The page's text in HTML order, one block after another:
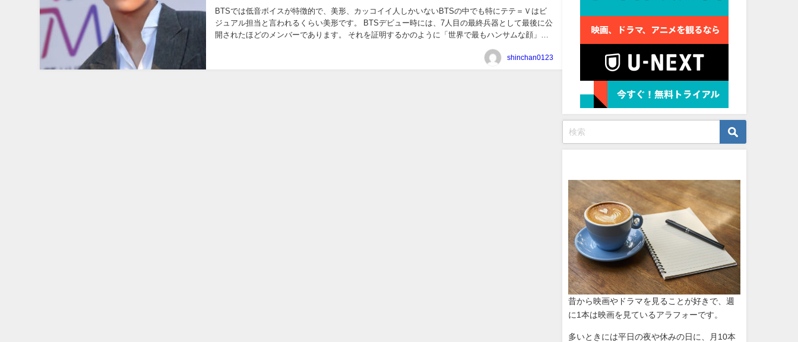
BTSでは低音ボイスが特徴的で、美形、カッコイイ人しかいないBTSの中でも特にテテ＝Ｖはビ
ジュアル担当と言われるくらい美形です。 BTSデビュー時には、7人目の最終兵器として最後に公
開されたほどのメンバーであります。 それを証明するかのように「世界で最もハンサムな顔」
shinchan0123
昔から映画やドラマを見ることが好きで、週
に1本は映画を見ているアラフォーです。
多いときには平日の夜や休みの日に、月10本